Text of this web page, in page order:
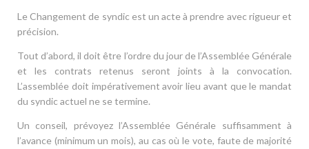
Le Changement de syndic est un acte à prendre avec rigueur et
précision.
Tout d’abord, il doit être l’ordre du jour de l’Assemblée Générale
et les contrats retenus seront joints à la convocation.
L’assemblée doit impérativement avoir lieu avant que le mandat
du syndic actuel ne se termine.
Un conseil, prévoyez l’Assemblée Générale suffisamment à
l’avance (minimum un mois), au cas où le vote, faute de majorité